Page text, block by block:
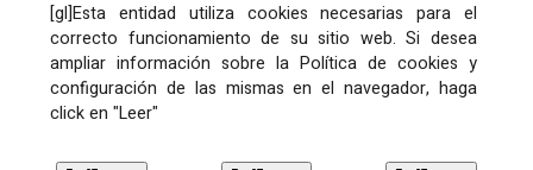
[gl]Esta entidad utiliza cookies necesarias para el
correcto funcionamiento de su sitio web. Si desea
ampliar información sobre la Política de cookies y
configuración de las mismas en el navegador, haga
click en "Leer"